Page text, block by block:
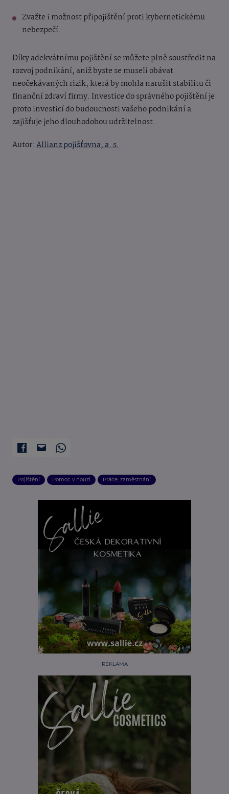
Zvažte i možnost připojištění proti kybernetickému
nebezpečí.
Díky adekvátnímu pojištění se můžete plně soustředit na
rozvoj podnikání, aniž byste se museli obávat
neočekávaných rizik, která by mohla narušit stabilitu či
finanční zdraví firmy. Investice do správného pojištění je
proto investicí do budoucnosti vašeho podnikání a
zajišťuje jeho dlouhodobou udržitelnost.
Autor: Allianz pojišťovna, a. s.
Pojištění Pomoc v nouzi Práce, zaměstnání
REKLAMA